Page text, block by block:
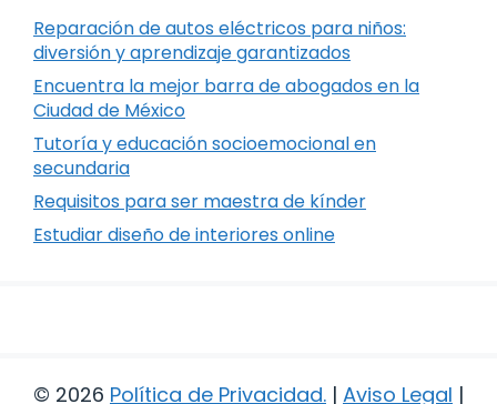
Reparación de autos eléctricos para niños:
diversión y aprendizaje garantizados
Encuentra la mejor barra de abogados en la
Ciudad de México
Tutoría y educación socioemocional en
secundaria
Requisitos para ser maestra de kínder
Estudiar diseño de interiores online
© 2026 Política de Privacidad. | Aviso Legal |